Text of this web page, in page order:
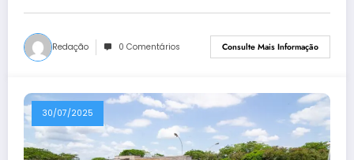
Redação 0 Comentários Consulte Mais Informação
30/07/2025